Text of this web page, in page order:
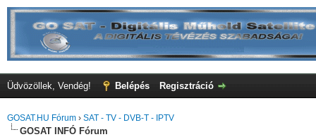
Üdvözöllek, Vendég! Belépés Regisztráció
GOSAT.HU Fórum › SAT - TV - DVB-T - IPTV
GOSAT INFÓ Fórum